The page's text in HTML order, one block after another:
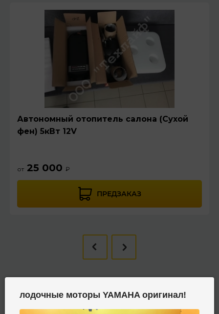
Автономный отопитель салона (Сухой
фен) 5кВт 12V
от 25 000 ₽
ПРЕДЗАКАЗ
Находится в разделах
ДВИГАТЕЛИ Двигатели в сборе Двигатели Yuchai
лодочные моторы YAMAHA оригинал!